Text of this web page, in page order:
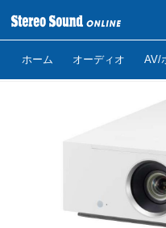
ホーム オーディオ AV/